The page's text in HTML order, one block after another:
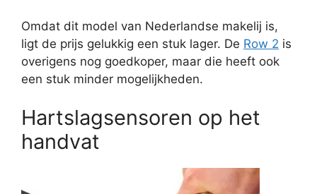
Omdat dit model van Nederlandse makelij is,
ligt de prijs gelukkig een stuk lager. De Row 2 is
overigens nog goedkoper, maar die heeft ook
een stuk minder mogelijkheden.
Hartslagsensoren op het
handvat